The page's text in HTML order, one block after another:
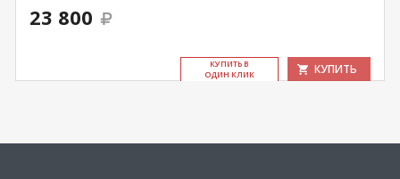
23 800
КУ­ПИТЬ В
ОДИН КЛИК
КУПИТЬ